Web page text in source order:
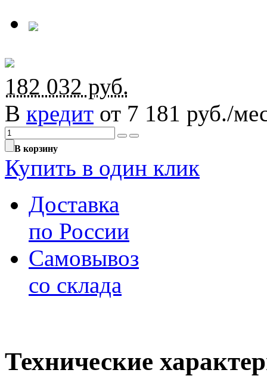
182 032 руб.
В кредит от 7 181 руб./
В корзину
Купить в один клик
Доставка
по России
Самовывоз
со склада
Технические